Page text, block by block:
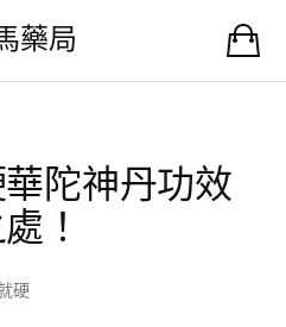
藥局
陀神丹功效
！
硬